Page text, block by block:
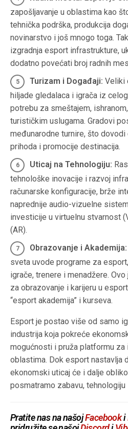
zapošljavanje u oblastima kao
tehnička podrška, produkcija
novinarstvo i još mnogo toga.
izgradnja esport infrastrukture,
dodatno povećati broj radnih
Turizam i Događaji: Veliki
hiljade gledalaca i igrača iz
potrebu za smeštajem,
turističkim uslugama. Gradovi
međunarodne turnire, što
prihoda i promocije destinacija.
Uticaj na Tehnologiju:
tehnološke inovacije i razvoj
računarske konfiguracije, brže
naprednije audio-vizuelne
investicije u virtuelnu stvarnost
(AR).
Obrazovanje i Akademija:
sveta uvode programe za
igrače, trenere i menadžere.
za obrazovanje i karijeru u
“esport akademija” i kurseva.
Esport je postao više od samo
industrija koja pokreće
mogućnosti i pruža platformu za
oblastima. Dok esport nastavlja
ekonomski uticaj će i dalje
posmatramo zabavu, tehnologiju
Pratite nas na našojFacebooki